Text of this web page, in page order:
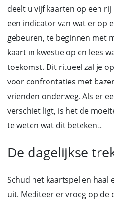
deelt u vijf kaarten op een rij
een indicator van wat er op
gebeuren, te beginnen met
kaart in kwestie op en lees
toekomst. Dit ritueel zal je
voor confrontaties met
vrienden onderweg. Als er
verschiet ligt, is het de
te weten wat dit betekent.
De dagelijkse
Schud het kaartspel en haal
uit. Mediteer er vroeg op de